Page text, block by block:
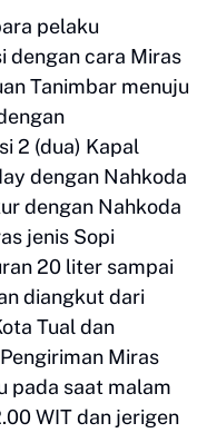
pelaku
dengan cara Miras
Tanimbar menuju
2 (dua) Kapal
dengan Nahkoda
dengan Nahkoda
jenis Sopi
20 liter sampai
diangkut dari
Tual dan
Miras
pada saat malam
WIT dan jerigen